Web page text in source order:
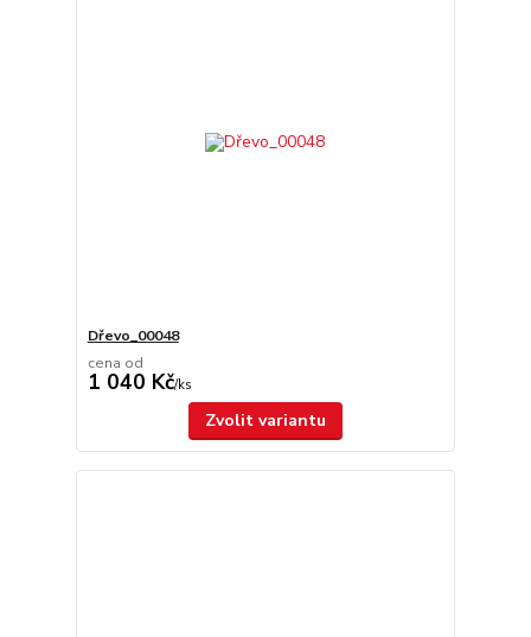
Dřevo_00048
cena od
1 040 Kč/ks
Zvolit variantu